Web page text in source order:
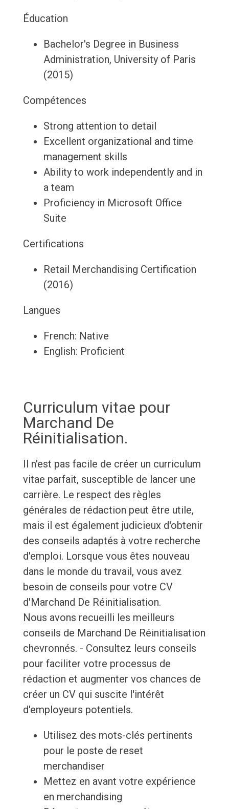
Éducation
Bachelor's Degree in Business
Administration, University of Paris
(2015)
Compétences
Strong attention to detail
Excellent organizational and time
management skills
Ability to work independently and in
a team
Proficiency in Microsoft Office
Suite
Certifications
Retail Merchandising Certification
(2016)
Langues
French: Native
English: Proficient
Curriculum vitae pour
Marchand De
Réinitialisation.
Il n'est pas facile de créer un curriculum
vitae parfait, susceptible de lancer une
carrière. Le respect des règles
générales de rédaction peut être utile,
mais il est également judicieux d'obtenir
des conseils adaptés à votre recherche
d'emploi. Lorsque vous êtes nouveau
dans le monde du travail, vous avez
besoin de conseils pour votre CV
d'Marchand De Réinitialisation.
Nous avons recueilli les meilleurs
conseils de Marchand De Réinitialisation
chevronnés. - Consultez leurs conseils
pour faciliter votre processus de
rédaction et augmenter vos chances de
créer un CV qui suscite l'intérêt
d'employeurs potentiels.
Utilisez des mots-clés pertinents
pour le poste de reset
merchandiser
Mettez en avant votre expérience
en merchandising